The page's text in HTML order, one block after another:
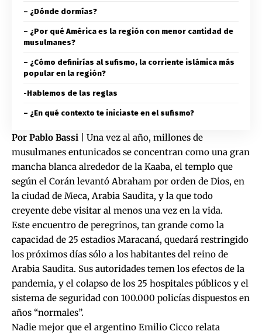
– ¿Dónde dormías?
– ¿Por qué América es la región con menor cantidad de
musulmanes?
– ¿Cómo definirías al sufismo, la corriente islámica más
popular en la región?
-Hablemos de las reglas
– ¿En qué contexto te iniciaste en el sufismo?
Por Pablo Bassi | Una vez al año, millones de
musulmanes entunicados se concentran como una gran
mancha blanca alrededor de la Kaaba, el templo que
según el Corán levantó Abraham por orden de Dios, en
la ciudad de Meca, Arabia Saudita, y la que todo
creyente debe visitar al menos una vez en la vida.
Este encuentro de peregrinos, tan grande como la
capacidad de 25 estadios Maracaná, quedará restringido
los próximos días sólo a los habitantes del reino de
Arabia Saudita. Sus autoridades temen los efectos de la
pandemia, y el colapso de los 25 hospitales públicos y el
sistema de seguridad con 100.000 policías dispuestos en
años “normales”.
Nadie mejor que el argentino Emilio Cicco relata